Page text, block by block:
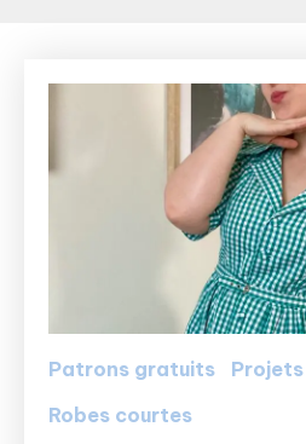
Patrons gratuits Projets
Robes courtes